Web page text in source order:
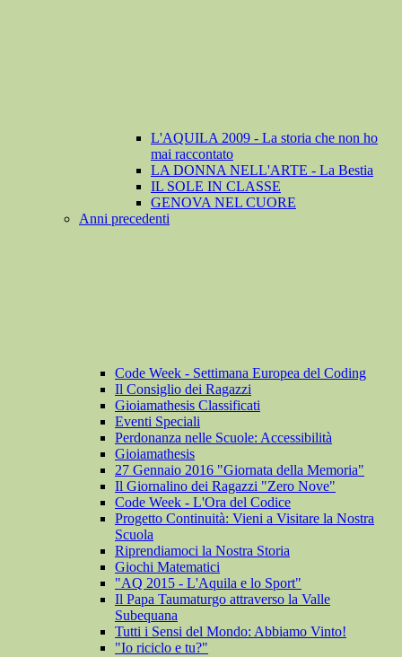
L'AQUILA 2009 - La storia che non ho
mai raccontato
LA DONNA NELL'ARTE - La Bestia
IL SOLE IN CLASSE
GENOVA NEL CUORE
Anni precedenti
Code Week - Settimana Europea del Coding
Il Consiglio dei Ragazzi
Gioiamathesis Classificati
Eventi Speciali
Perdonanza nelle Scuole: Accessibilità
Gioiamathesis
27 Gennaio 2016 "Giornata della Memoria"
Il Giornalino dei Ragazzi "Zero Nove"
Code Week - L'Ora del Codice
Progetto Continuità: Vieni a Visitare la Nostra
Scuola
Riprendiamoci la Nostra Storia
Giochi Matematici
"AQ 2015 - L'Aquila e lo Sport"
Il Papa Taumaturgo attraverso la Valle
Subequana
Tutti i Sensi del Mondo: Abbiamo Vinto!
"Io riciclo e tu?"